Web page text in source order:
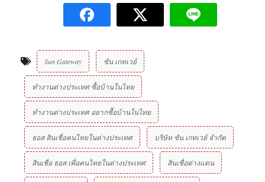
Sun Gateway ซัน เกทเวย์
ทำงานต่างประเทศ ซื้อบ้านในไทย
ทำงานต่างประเทศ อยากซื้อบ้านในไทย
ธอส สินเชื่อคนไทยในต่างประเทศ บริษัท ซัน เกทเวย์ จํากัด
สินเชื่อ ธอส เพื่อคนไทยในต่างประเทศ สินเชื่อต่างแดน